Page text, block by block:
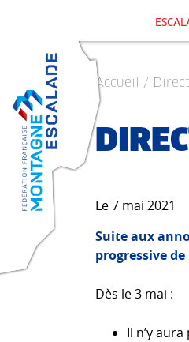
Accueil /
Le 7 mai 2021
Suite aux
progressive de
Dès le 3 mai :
Il n’y